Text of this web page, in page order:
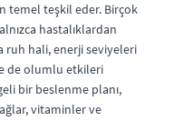
temel teşkil eder. Birçok
hastalıklardan
ruh hali, enerji seviyeleri
de olumlu etkileri
bir beslenme planı,
vitaminler ve